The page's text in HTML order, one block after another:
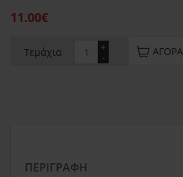
11.00€
Τεμάχια -
+ ΑΓΟΡΆ
ΠΕΡΙΓΡΑΦΉ